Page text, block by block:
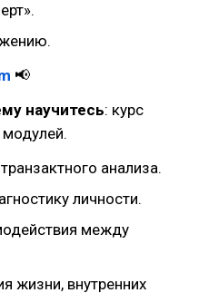
📢
научитесь: курс
анализа.
личности.
между
жизни, внутренних